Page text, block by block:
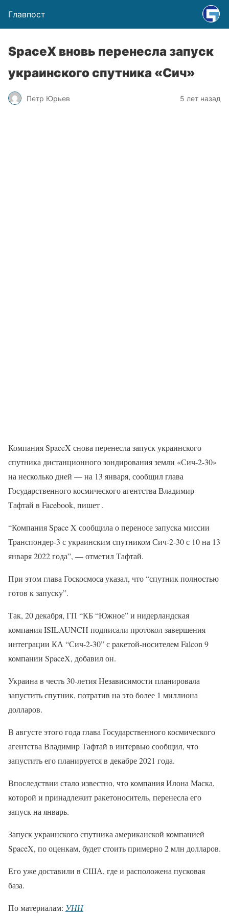
Главпост
SpaceX вновь перенесла запуск
украинского спутника «Сич»
Петр Юрьев 5 лет назад
Компания SpaceX снова перенесла запуск украинского
спутника дистанционного зондирования земли «Сич-2-30»
на несколько дней — на 13 января, сообщил глава
Государственного космического агентства Владимир
Тафтай в Facebook, пишет .
“Компания Space X сообщила о переносе запуска миссии
Транспондер-3 с украинским спутником Сич-2-30 с 10 на 13
января 2022 года”, — отметил Тафтай.
При этом глава Госкосмоса указал, что “спутник полностью
готов к запуску”.
Так, 20 декабря, ГП “КБ “Южное” и нидерландская
компания ISILAUNCH подписали протокол завершения
интеграции КА “Сич-2-30” с ракетой-носителем Falcon 9
компании SpaceX, добавил он.
Украина в честь 30-летия Независимости планировала
запустить спутник, потратив на это более 1 миллиона
долларов.
В августе этого года глава Государственного космического
агентства Владимир Тафтай в интервью сообщил, что
запустить его планируется в декабре 2021 года.
Впоследствии стало известно, что компания Илона Маска,
которой и принадлежит ракетоноситель, перенесла его
запуск на январь.
Запуск украинского спутника американской компанией
SpaceX, по оценкам, будет стоить примерно 2 млн долларов.
Его уже доставили в США, где и расположена пусковая
база.
По материалам: УНН